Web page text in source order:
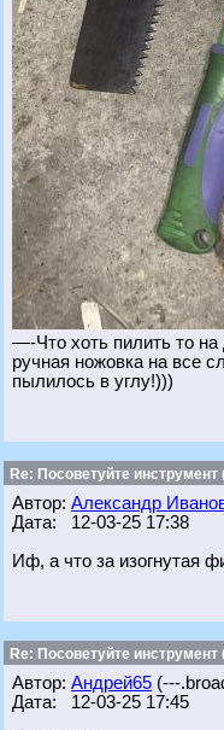
—-Что хоть пилить то на
ручная ножовка на все
пылилось в углу!)))
Re: Посоветуйте
Автор: Александр
Дата: 12-03-25 17:38
Иф, а что за изогнутая
Re: Посоветуйте
Автор: Андрей65 (---
Дата: 12-03-25 17:45